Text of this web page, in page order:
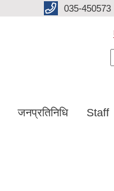
035-450573
जनप्रतिनिधि Staff